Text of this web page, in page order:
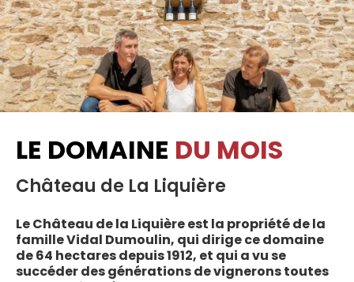
LE DOMAINE DU MOIS
Château de La Liquière
Le Château de la Liquière est la propriété de la
famille Vidal Dumoulin, qui dirige ce domaine
de 64 hectares depuis 1912, et qui a vu se
succéder des générations de vignerons toutes